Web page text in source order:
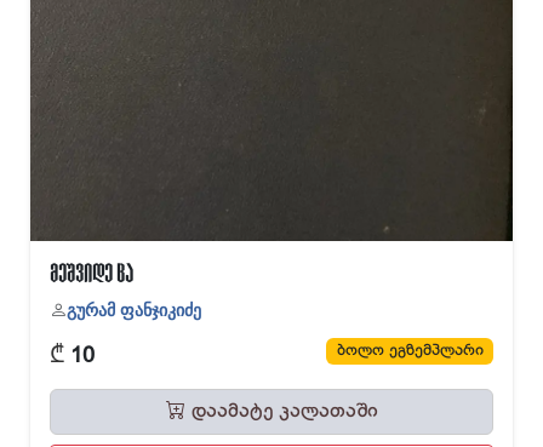
მეშვიდე ცა
გურამ ფანჯიკიძე
₾ 10 ბოლო ეგზემპლარი
დაამატე კალათაში